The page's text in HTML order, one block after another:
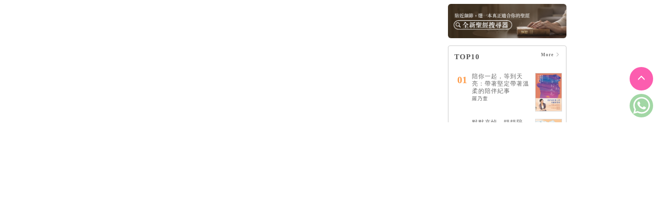
的溫柔支持，在孤單
中找回愛與希望
HK$143 $150
TOP10 More
01
陪你一起，等到天
亮：帶著堅定帶著溫
柔的陪伴紀事
羅乃萱
默默哀悼，靜靜陪